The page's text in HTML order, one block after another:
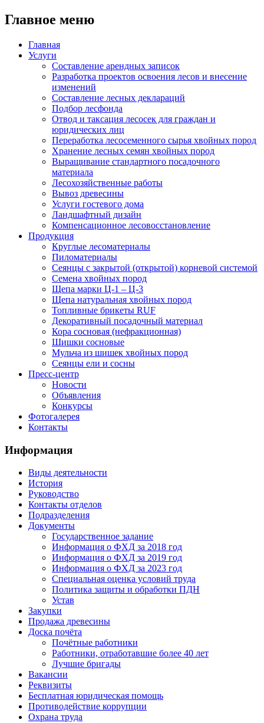
Главное меню
Главная
Услуги
Составление арендных записок
Разработка проектов освоения лесов и внесение
изменений
Составление лесных деклараций
Подбор лесфонда
Отвод и таксация лесосек для граждан и
юридических лиц
Переработка лесосеменного сырья хвойных пород
Хранение лесных семян хвойных пород
Выращивание стандартного посадочного
материала
Лесохозяйственные работы
Вывоз древесины
Услуги гостевого дома
Ландшафтный дизайн
Компенсационное лесовосстановление
Продукция
Круглые лесоматериалы
Пиломатериалы
Сеянцы с закрытой (открытой) корневой системой
Семена хвойных пород
Щепа марки Ц-1 – Ц-3
Щепа натуральная хвойных пород
Топливные брикеты RUF
Декоративный посадочный материал
Кора сосновая (нефракционная)
Шишки сосновые
Мульча из шишек хвойных пород
Сеянцы ели и сосны
Пресс-центр
Новости
Объявления
Конкурсы
Фотогалерея
Контакты
Информация
Виды деятельности
История
Руководство
Контакты отделов
Подразделения
Документы
Государственное задание
Информация о ФХД за 2018 год
Информация о ФХД за 2019 год
Информация о ФХД за 2023 год
Специальная оценка условий труда
Политика защиты и обработки ПДН
Устав
Закупки
Продажа древесины
Доска почёта
Почётные работники
Работники, отработавшие более 40 лет
Лучшие бригады
Вакансии
Реквизиты
Бесплатная юридическая помощь
Противодействие коррупции
Охрана труда